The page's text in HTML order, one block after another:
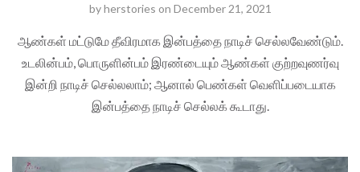
byherstories on December 21, 2021
ஆண்கள் மட்டுமே தீவிரமாக இன்பத்தை நாடிச் செல்லவேண்டும்.
உடலின்பம், பொருளின்பம் இரண்டையும் ஆண்கள் குற்றவுணர்வு
இன்றி நாடிச் செல்லலாம்; ஆனால் பெண்கள் வெளிப்படையாக
இன்பத்தை நாடிச் செல்லக் கூடாது.